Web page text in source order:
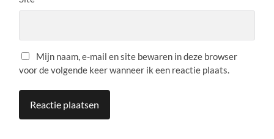
Mijn naam, e-mail en site bewaren in deze browser
voor de volgende keer wanneer ik een reactie plaats.